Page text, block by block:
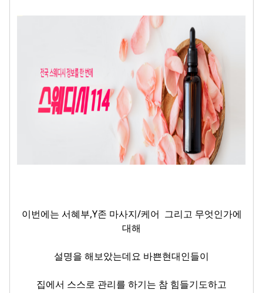
이번에는 서혜부,Y존 마사지/케어 그리고 무엇인가에
대해
설명을 해보았는데요 바쁜현대인들이
집에서 스스로 관리를 하기는 참 힘들기도하고